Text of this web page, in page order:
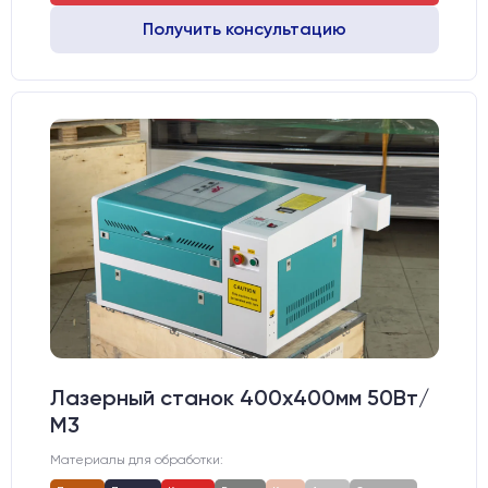
Получить консультацию
Лазерный станок 400х400мм 50Вт/
М3
Материалы для обработки: